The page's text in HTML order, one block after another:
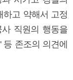
하고 약해서 고정
직원의 행동을
등 존조의 의견에